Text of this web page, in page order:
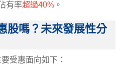
有率超過40% 。
股嗎？未來發展性分
受惠面向如下：